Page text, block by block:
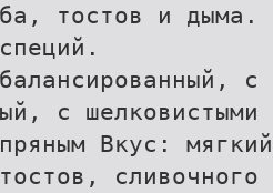
тостов и дыма.
с
с
Вкус: